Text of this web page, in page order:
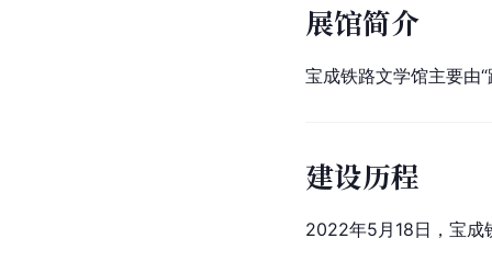
展馆简介
宝成铁路文学馆主要
建设历程
2022年5月18日，宝成